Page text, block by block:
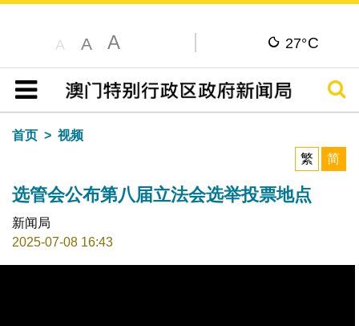
A A A 27°C
目录
搜寻
首页
视频
繁
简
选管会公布第八届立法会选举投票地点
新闻局
2025-07-08 16:43